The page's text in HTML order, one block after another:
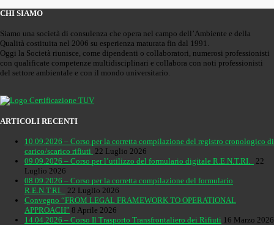
CHI SIAMO
Siamo una società di consulenza che opera nel campo dell’Ambiente e della
Qualità costituita nel 2006 su esperienza maturata fin dal 1991.
Oggi la Società riunisce, come dipendenti o collaboratori, numerosi professionisti
con qualificate competenze multidisciplinari e collabora con noti professionisti
del settore ambientale e con il mondo universitario.
ARTICOLI RECENTI
10.09.2026 – Corso per la corretta compilazione del registro cronologico di
carico/scarico rifiuti 22 Luglio 2026
09.09.2026 – Corso per l’utilizzo del formulario digitale R.E.N.T.RI.
22
Luglio 2026
08.09.2026 – Corso per la corretta compilazione del formulario
R.E.N.T.RI.
22 Luglio 2026
Convegno “FROM LEGAL FRAMEWORK TO OPERATIONAL
APPROACH” 8 Aprile 2026
14.04.2026 – Corso Il Trasporto Transfrontaliero dei Rifiuti 16 Marzo 2026